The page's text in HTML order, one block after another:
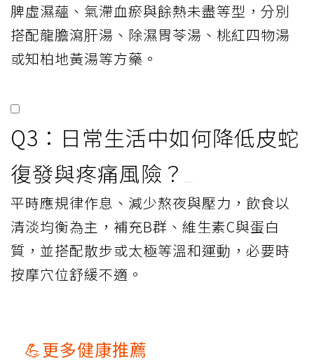
脾虛濕蘊、氣滯血瘀與餘熱未盡等型，分別
搭配龍膽瀉肝湯、除濕胃苓湯、桃紅四物湯
或知柏地黃湯等方藥。
Q3：日常生活中如何降低皮蛇
復發與疼痛風險？
平時應規律作息、減少熬夜與壓力，飲食以
清淡均衡為主，補充B群、維生素C與蛋白
質，並搭配散步或太極等溫和運動，必要時
按摩穴位舒緩不適。
💪更多健康推薦